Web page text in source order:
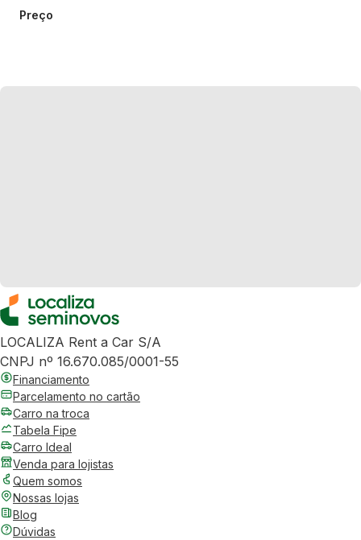
Preço
LOCALIZA Rent a Car S/A
CNPJ nº 16.670.085/0001-55
Financiamento
Parcelamento no cartão
Carro na troca
Tabela Fipe
Carro Ideal
Venda para lojistas
Quem somos
Nossas lojas
Blog
Dúvidas